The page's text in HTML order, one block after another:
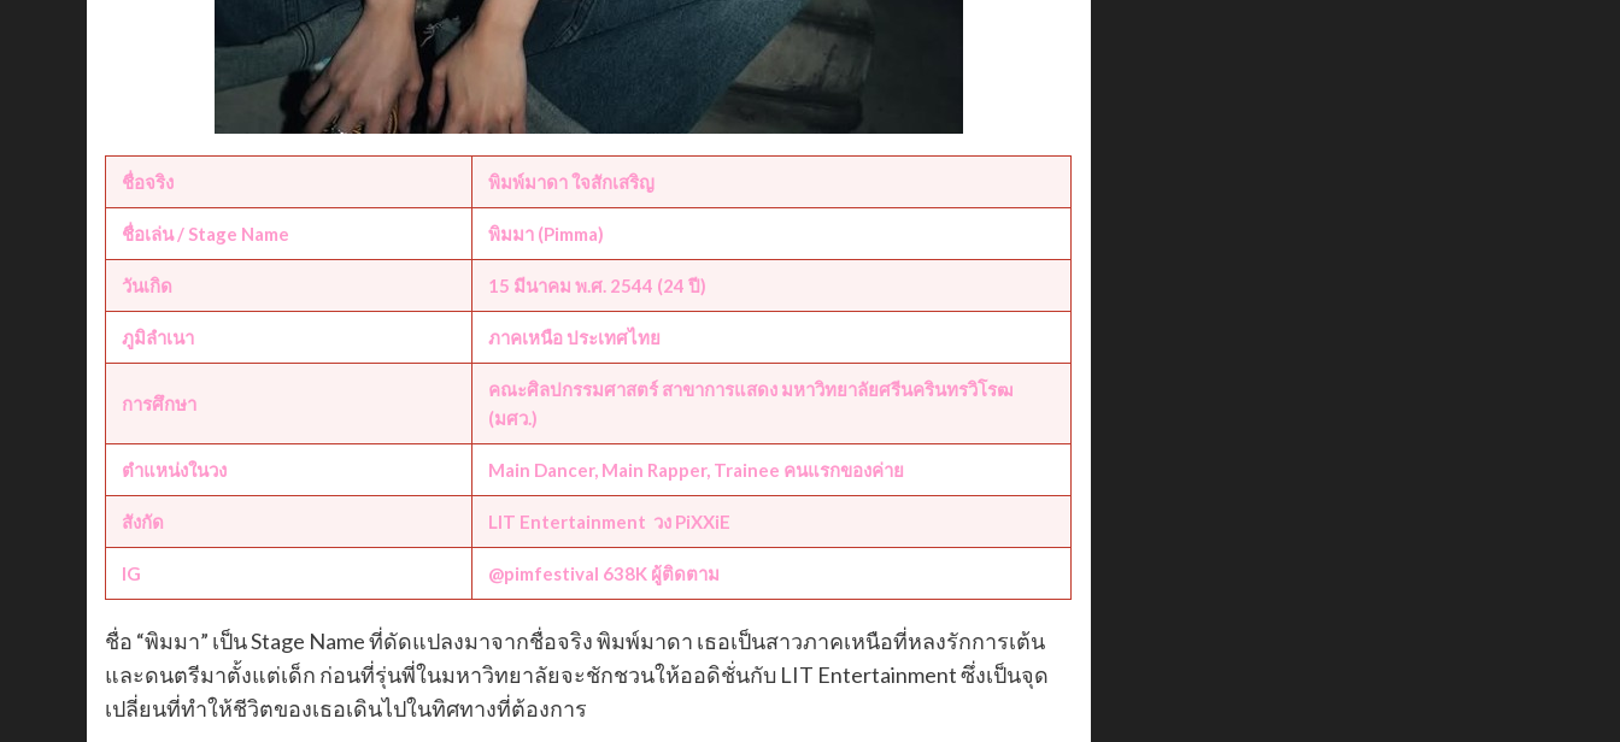
ชื่อจริง พิมพ์มาดา ใจสักเสริญ
ชื่อเล่น / Stage Name พิมมา (Pimma)
วันเกิด 15 มีนาคม พ.ศ. 2544 (24 ปี)
ภูมิลำเนา ภาคเหนือ ประเทศไทย
การศึกษา
คณะศิลปกรรมศาสตร์ สาขาการแสดง มหาวิทยาลัยศรีนครินทรวิโรฒ
(มศว.)
ตำแหน่งในวง Main Dancer, Main Rapper, Trainee คนแรกของค่าย
สังกัด LIT Entertainment วง PiXXiE
IG @pimfestival 638K ผู้ติดตาม
ชื่อ “พิมมา” เป็น Stage Name ที่ดัดแปลงมาจากชื่อจริง พิมพ์มาดา เธอเป็นสาวภาคเหนือที่หลงรักการเต้น
และดนตรีมาตั้งแต่เด็ก ก่อนที่รุ่นพี่ในมหาวิทยาลัยจะชักชวนให้ออดิชั่นกับ LIT Entertainment ซึ่งเป็นจุด
เปลี่ยนที่ทำให้ชีวิตของเธอเดินไปในทิศทางที่ต้องการ